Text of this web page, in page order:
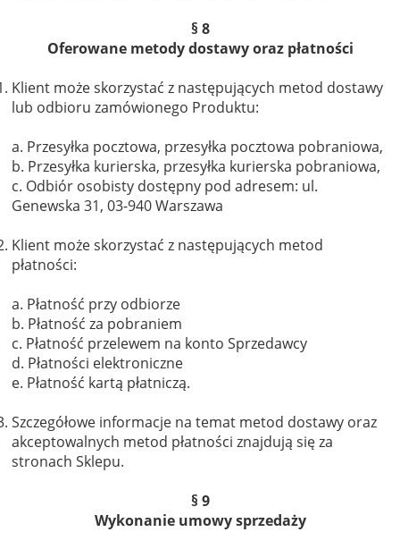
§ 8
Oferowane metody dostawy oraz płatności
Klient może skorzystać z następujących metod dostawy
lub odbioru zamówionego Produktu:
a. Przesyłka pocztowa, przesyłka pocztowa pobraniowa,
b. Przesyłka kurierska, przesyłka kurierska pobraniowa,
c. Odbiór osobisty dostępny pod adresem: ul.
Genewska 31, 03-940 Warszawa
Klient może skorzystać z następujących metod
płatności:
a. Płatność przy odbiorze
b. Płatność za pobraniem
c. Płatność przelewem na konto Sprzedawcy
d. Płatności elektroniczne
e. Płatność kartą płatniczą.
Szczegółowe informacje na temat metod dostawy oraz
akceptowalnych metod płatności znajdują się za
stronach Sklepu.
§ 9
Wykonanie umowy sprzedaży